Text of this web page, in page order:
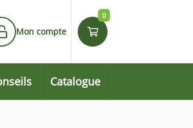
0
Mon compte
Catalogue